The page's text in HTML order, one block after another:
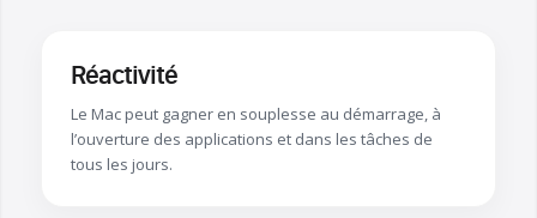
Réactivité
Le Mac peut gagner en souplesse au démarrage, à
l’ouverture des applications et dans les tâches de
tous les jours.